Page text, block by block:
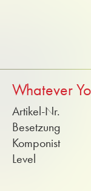
Whatever
Artikel-Nr.
Besetzung
Komponist
Level